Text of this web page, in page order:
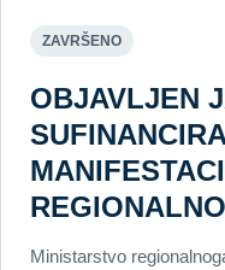
ZAVRŠENO
OBJAVLJEN
Ministarstvo